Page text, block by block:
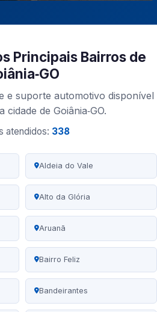
Principais Bairros de
e suporte automotivo disponível
cidade de Goiânia‑GO.
atendidos: 338
Aldeia do Vale
Alto da Glória
Aruanã
Bairro Feliz
Bandeirantes